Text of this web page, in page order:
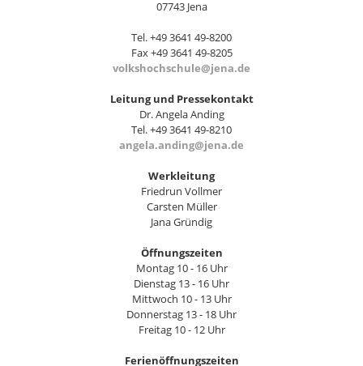
07743 Jena
Tel. +49 3641 49-8200
Fax +49 3641 49-8205
volkshochschule@jena.de
Leitung und Pressekontakt
Dr. Angela Anding
Tel. +49 3641 49-8210
angela.anding@jena.de
Werkleitung
Friedrun Vollmer
Carsten Müller
Jana Gründig
Öffnungszeiten
Montag 10 - 16 Uhr
Dienstag 13 - 16 Uhr
Mittwoch 10 - 13 Uhr
Donnerstag 13 - 18 Uhr
Freitag 10 - 12 Uhr
Ferienöffnungszeiten